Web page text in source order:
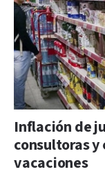
Inflación de
consultoras
vacaciones